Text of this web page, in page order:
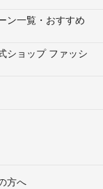
ン一覧・おすすめ
ショップ ファッシ
方へ